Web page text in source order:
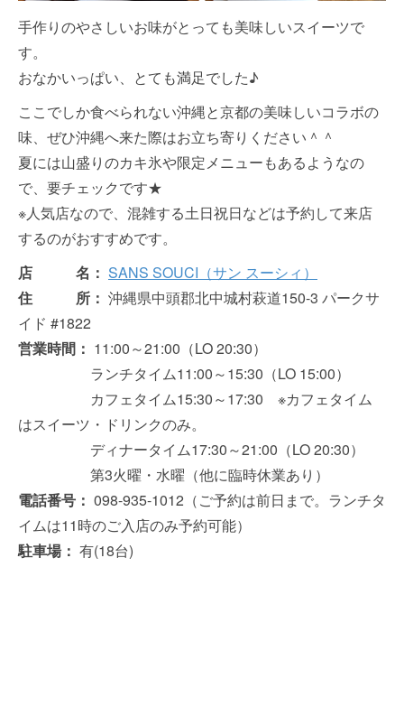
手作りのやさしいお味がとっても美味しいスイーツで
す。
おなかいっぱい、とても満足でした♪
ここでしか食べられない沖縄と京都の美味しいコラボの
味、ぜひ沖縄へ来た際はお立ち寄りください＾＾
夏には山盛りのカキ氷や限定メニューもあるようなの
で、要チェックです★
※人気店なので、混雑する土日祝日などは予約して来店
するのがおすすめです。
店 名： SANS SOUCI（サン スーシィ）
住 所： 沖縄県中頭郡北中城村萩道150-3 パークサ
イド #1822
営業時間： 11:00～21:00（LO 20:30）
ランチタイム11:00～15:30（LO 15:00）
カフェタイム15:30～17:30 ※カフェタイム
はスイーツ・ドリンクのみ。
ディナータイム17:30～21:00（LO 20:30）
第3火曜・水曜（他に臨時休業あり）
電話番号： 098-935-1012（ご予約は前日まで。ランチタ
イムは11時のご入店のみ予約可能）
駐車場： 有(18台)